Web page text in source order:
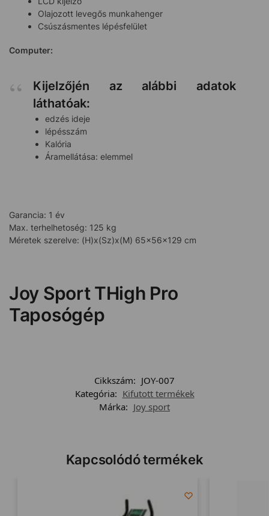
Olajozott levegős munkahenger
Csúszásmentes lépésfelület
Computer:
Kijelzőjén az alábbi adatok
láthatóak:
edzés ideje
lépésszám
Kalória
Áramellátása: elemmel
Garancia: 1 év
Max. terhelhetoség: 125 kg
Méretek szerelve: (H)x(Sz)x(M) 65x56x129 cm
Joy Sport THigh Pro
Taposógép
Cikkszám: JOY-007
Kategória: Kifutott termékek
Márka: Joy sport
Kapcsolódó termékek